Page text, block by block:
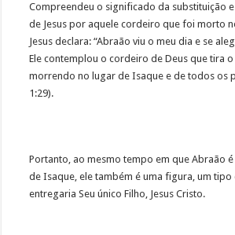
Compreendeu o significado da substituição
de Jesus por aquele cordeiro que foi morto
Jesus declara: “Abraão viu o meu dia e se
Ele contemplou o cordeiro de Deus que tira
morrendo no lugar de Isaque e de todos os
1:29).
Portanto, ao mesmo tempo em que Abraão
de Isaque, ele também é uma figura, um tipo
entregaria Seu único Filho, Jesus Cristo.